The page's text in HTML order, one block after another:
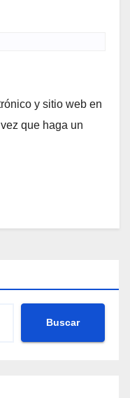
y sitio web en
que haga un
Buscar